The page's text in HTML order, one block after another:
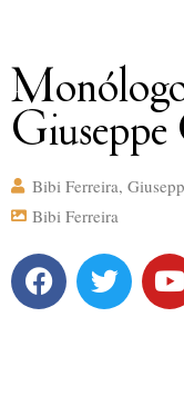
Bibi Ferreira,
Bibi Ferreira